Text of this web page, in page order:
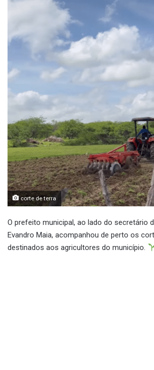
corte de terra
O prefeito municipal, ao lado do secretário
Evandro Maia, acompanhou de perto os
destinados aos agricultores do município.